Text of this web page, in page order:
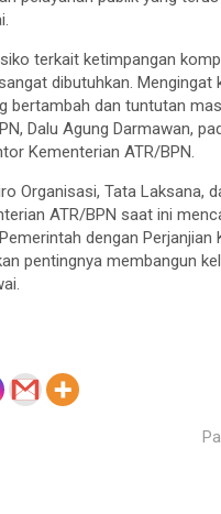
terkait ketimpangan
dibutuhkan.
bertambah dan tuntutan
Dalu Agung Darmawan,
Kementerian ATR/BPN.
Organisasi, Tata Laksana,
ATR/BPN saat ini
dengan
pentingnya membangun